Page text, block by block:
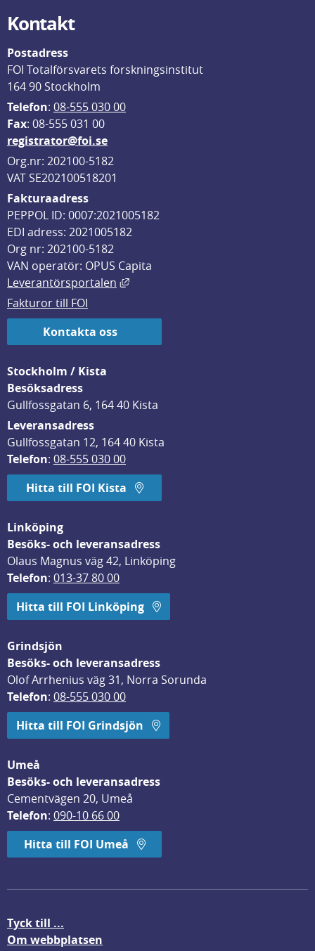
Kontakt
Postadress
FOI Totalförsvarets forskningsinstitut
164 90 Stockholm
Telefon: 08-555 030 00
Fax: 08-555 031 00
registrator@foi.se
Org.nr: 202100-5182
VAT SE202100518201
Fakturaadress
PEPPOL ID: 0007:2021005182
EDI adress: 2021005182
Org nr: 202100-5182
VAN operatör: OPUS Capita
Leverantörsportalen
Länk till annan webbplats, öppnas
Fakturor till FOI
Kontakta oss
Stockholm / Kista
Besöksadress
Gullfossgatan 6, 164 40 Kista
Leveransadress
Gullfossgatan 12, 164 40 Kista
Telefon: 08-555 030 00
Hitta till FOI Kista
Linköping
Besöks- och leveransadress
Olaus Magnus väg 42, Linköping
Telefon: 013-37 80 00
Hitta till FOI Linköping
Grindsjön
Besöks- och leveransadress
Olof Arrhenius väg 31, Norra Sorunda
Telefon: 08-555 030 00
Hitta till FOI Grindsjön
Umeå
Besöks- och leveransadress
Cementvägen 20, Umeå
Telefon: 090-10 66 00
Hitta till FOI Umeå
Tyck till ...
Om webbplatsen